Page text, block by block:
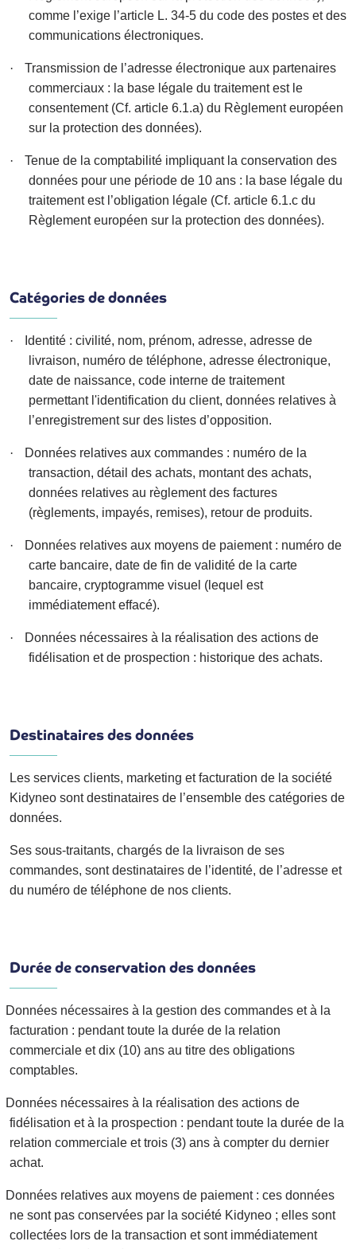
comme l’exige l’article L. 34-5 du code des postes et des
communications électroniques.
·
Transmission de l’adresse électronique aux partenaires
commerciaux : la base légale du traitement est le
consentement (Cf. article 6.1.a) du Règlement européen
sur la protection des données).
·
Tenue de la comptabilité impliquant la conservation des
données pour une période de 10 ans : la base légale du
traitement est l’obligation légale (Cf. article 6.1.c du
Règlement européen sur la protection des données).
Catégories de données
· Identité : civilité, nom, prénom, adresse, adresse de
livraison, numéro de téléphone, adresse électronique,
date de naissance, code interne de traitement
permettant l'identification du client, données relatives à
l’enregistrement sur des listes d’opposition.
· Données relatives aux commandes : numéro de la
transaction, détail des achats, montant des achats,
données relatives au règlement des factures
(règlements, impayés, remises), retour de produits.
· Données relatives aux moyens de paiement: numéro de
carte bancaire, date de fin de validité de la carte
bancaire, cryptogramme visuel (lequel est
immédiatement effacé).
·
Données nécessaires à la réalisation des actions de
fidélisation et de prospection : historique des achats.
Destinataires des données
Les services clients, marketing et facturation de la société
Kidyneo sont destinataires de l’ensemble des catégories de
données.
Ses sous-traitants, chargés de la livraison de ses
commandes, sont destinataires de l’identité, de l’adresse et
du numéro de téléphone de nos clients.
Durée de conservation des données
Données nécessaires à la gestion des commandes et à la
facturation : pendant toute la durée de la relation
commerciale et dix (10) ans au titre des obligations
comptables.
Données nécessaires à la réalisation des actions de
fidélisation et à la prospection : pendant toute la durée de la
relation commerciale et trois (3) ans à compter du dernier
achat.
Données relatives aux moyens de paiement: ces données
ne sont pas conservées par la société Kidyneo ; elles sont
collectées lors de la transaction et sont immédiatement